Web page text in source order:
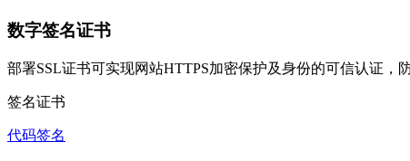
数字签名证书
部署SSL证书可实现网站HTTPS加密保护及身份的可信认证，
签名证书
代码签名